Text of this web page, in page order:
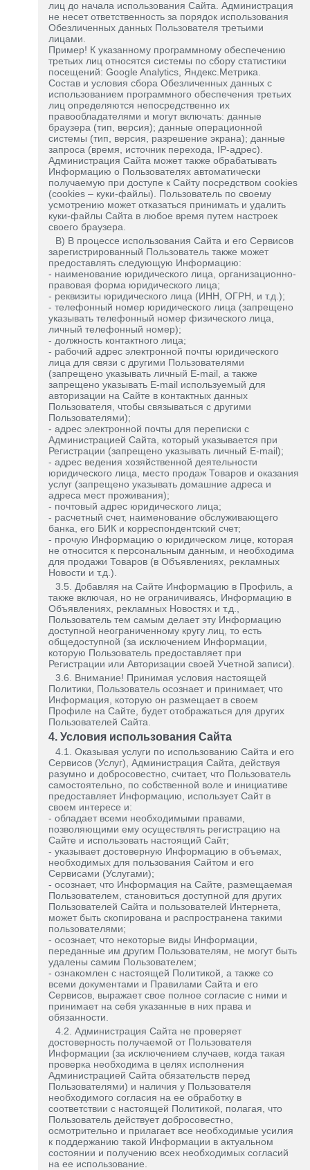
лиц до начала использования Сайта. Администрация
не несет ответственность за порядок использования
Обезличенных данных Пользователя третьими
лицами.
Пример! К указанному программному обеспечению
третьих лиц относятся системы по сбору статистики
посещений: Google Analytics, Яндекс.Метрика.
Состав и условия сбора Обезличенных данных с
использованием программного обеспечения третьих
лиц определяются непосредственно их
правообладателями и могут включать: данные
браузера (тип, версия); данные операционной
системы (тип, версия, разрешение экрана); данные
запроса (время, источник перехода, IP-адрес).
Администрация Сайта может также обрабатывать
Информацию о Пользователях автоматически
получаемую при доступе к Сайту посредством cookies
(cookies – куки-файлы). Пользователь по своему
усмотрению может отказаться принимать и удалить
куки-файлы Сайта в любое время путем настроек
своего браузера.
В) В процессе использования Сайта и его Сервисов
зарегистрированный Пользователь также может
предоставлять следующую Информацию:
- наименование юридического лица, организационно-
правовая форма юридического лица;
- реквизиты юридического лица (ИНН, ОГРН, и т.д.);
- телефонный номер юридического лица (запрещено
указывать телефонный номер физического лица,
личный телефонный номер);
- должность контактного лица;
- рабочий адрес электронной почты юридического
лица для связи с другими Пользователями
(запрещено указывать личный E-mail, а также
запрещено указывать E-mail используемый для
авторизации на Сайте в контактных данных
Пользователя, чтобы связываться с другими
Пользователями);
- адрес электронной почты для переписки с
Администрацией Сайта, который указывается при
Регистрации (запрещено указывать личный E-mail);
- адрес ведения хозяйственной деятельности
юридического лица, место продаж Товаров и оказания
услуг (запрещено указывать домашние адреса и
адреса мест проживания);
- почтовый адрес юридического лица;
- расчетный счет, наименование обслуживающего
банка, его БИК и корреспондентский счет;
- прочую Информацию о юридическом лице, которая
не относится к персональным данным, и необходима
для продажи Товаров (в Объявлениях, рекламных
Новости и т.д.).
3.5. Добавляя на Сайте Информацию в Профиль, а
также включая, но не ограничиваясь, Информацию в
Объявлениях, рекламных Новостях и т.д.,
Пользователь тем самым делает эту Информацию
доступной неограниченному кругу лиц, то есть
общедоступной (за исключением Информации,
которую Пользователь предоставляет при
Регистрации или Авторизации своей Учетной записи).
3.6. Внимание! Принимая условия настоящей
Политики, Пользователь осознает и принимает, что
Информация, которую он размещает в своем
Профиле на Сайте, будет отображаться для других
Пользователей Сайта.
4. Условия использования Сайта
4.1. Оказывая услуги по использованию Сайта и его
Сервисов (Услуг), Администрация Сайта, действуя
разумно и добросовестно, считает, что Пользователь
самостоятельно, по собственной воле и инициативе
предоставляет Информацию, использует Сайт в
своем интересе и:
- обладает всеми необходимыми правами,
позволяющими ему осуществлять регистрацию на
Сайте и использовать настоящий Сайт;
- указывает достоверную Информацию в объемах,
необходимых для пользования Сайтом и его
Сервисами (Услугами);
- осознает, что Информация на Сайте, размещаемая
Пользователем, становиться доступной для других
Пользователей Сайта и пользователей Интернета,
может быть скопирована и распространена такими
пользователями;
- осознает, что некоторые виды Информации,
переданные им другим Пользователям, не могут быть
удалены самим Пользователем;
- ознакомлен с настоящей Политикой, а также со
всеми документами и Правилами Сайта и его
Сервисов, выражает свое полное согласие с ними и
принимает на себя указанные в них права и
обязанности.
4.2. Администрация Сайта не проверяет
достоверность получаемой от Пользователя
Информации (за исключением случаев, когда такая
проверка необходима в целях исполнения
Администрацией Сайта обязательств перед
Пользователями) и наличия у Пользователя
необходимого согласия на ее обработку в
соответствии с настоящей Политикой, полагая, что
Пользователь действует добросовестно,
осмотрительно и прилагает все необходимые усилия
к поддержанию такой Информации в актуальном
состоянии и получению всех необходимых согласий
на ее использование.